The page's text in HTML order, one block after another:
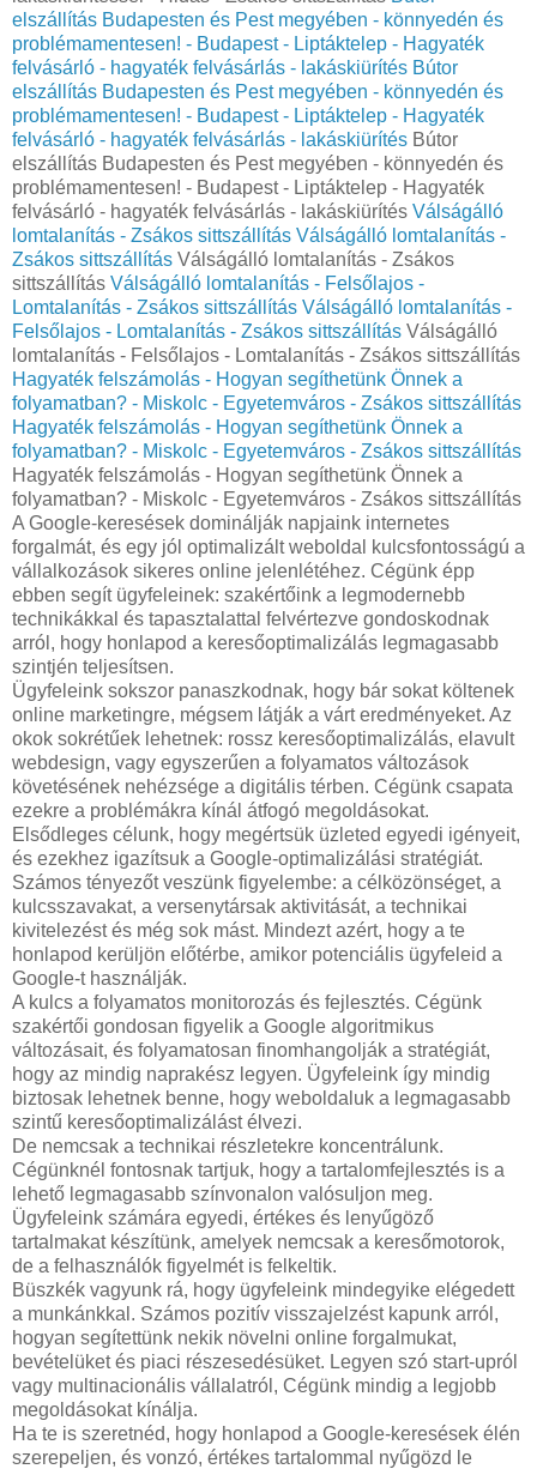
elszállítás Budapesten és Pest megyében - könnyedén és
problémamentesen! - Budapest - Liptáktelep - Hagyaték
felvásárló - hagyaték felvásárlás - lakáskiürítés Bútor
elszállítás Budapesten és Pest megyében - könnyedén és
problémamentesen! - Budapest - Liptáktelep - Hagyaték
felvásárló - hagyaték felvásárlás - lakáskiürítés Bútor
elszállítás Budapesten és Pest megyében - könnyedén és
problémamentesen! - Budapest - Liptáktelep - Hagyaték
felvásárló - hagyaték felvásárlás - lakáskiürítés Válságálló
lomtalanítás - Zsákos sittszállítás Válságálló lomtalanítás -
Zsákos sittszállítás Válságálló lomtalanítás - Zsákos
sittszállítás Válságálló lomtalanítás - Felsőlajos -
Lomtalanítás - Zsákos sittszállítás Válságálló lomtalanítás -
Felsőlajos - Lomtalanítás - Zsákos sittszállítás Válságálló
lomtalanítás - Felsőlajos - Lomtalanítás - Zsákos sittszállítás
Hagyaték felszámolás - Hogyan segíthetünk Önnek a
folyamatban? - Miskolc - Egyetemváros - Zsákos sittszállítás
Hagyaték felszámolás - Hogyan segíthetünk Önnek a
folyamatban? - Miskolc - Egyetemváros - Zsákos sittszállítás
Hagyaték felszámolás - Hogyan segíthetünk Önnek a
folyamatban? - Miskolc - Egyetemváros - Zsákos sittszállítás
A Google-keresések dominálják napjaink internetes
forgalmát, és egy jól optimalizált weboldal kulcsfontosságú a
vállalkozások sikeres online jelenlétéhez. Cégünk épp
ebben segít ügyfeleinek: szakértőink a legmodernebb
technikákkal és tapasztalattal felvértezve gondoskodnak
arról, hogy honlapod a keresőoptimalizálás legmagasabb
szintjén teljesítsen.
Ügyfeleink sokszor panaszkodnak, hogy bár sokat költenek
online marketingre, mégsem látják a várt eredményeket. Az
okok sokrétűek lehetnek: rossz keresőoptimalizálás, elavult
webdesign, vagy egyszerűen a folyamatos változások
követésének nehézsége a digitális térben. Cégünk csapata
ezekre a problémákra kínál átfogó megoldásokat.
Elsődleges célunk, hogy megértsük üzleted egyedi igényeit,
és ezekhez igazítsuk a Google-optimalizálási stratégiát.
Számos tényezőt veszünk figyelembe: a célközönséget, a
kulcsszavakat, a versenytársak aktivitását, a technikai
kivitelezést és még sok mást. Mindezt azért, hogy a te
honlapod kerüljön előtérbe, amikor potenciális ügyfeleid a
Google-t használják.
A kulcs a folyamatos monitorozás és fejlesztés. Cégünk
szakértői gondosan figyelik a Google algoritmikus
változásait, és folyamatosan finomhangolják a stratégiát,
hogy az mindig naprakész legyen. Ügyfeleink így mindig
biztosak lehetnek benne, hogy weboldaluk a legmagasabb
szintű keresőoptimalizálást élvezi.
De nemcsak a technikai részletekre koncentrálunk.
Cégünknél fontosnak tartjuk, hogy a tartalomfejlesztés is a
lehető legmagasabb színvonalon valósuljon meg.
Ügyfeleink számára egyedi, értékes és lenyűgöző
tartalmakat készítünk, amelyek nemcsak a keresőmotorok,
de a felhasználók figyelmét is felkeltik.
Büszkék vagyunk rá, hogy ügyfeleink mindegyike elégedett
a munkánkkal. Számos pozitív visszajelzést kapunk arról,
hogyan segítettünk nekik növelni online forgalmukat,
bevételüket és piaci részesedésüket. Legyen szó start-upról
vagy multinacionális vállalatról, Cégünk mindig a legjobb
megoldásokat kínálja.
Ha te is szeretnéd, hogy honlapod a Google-keresések élén
szerepeljen, és vonzó, értékes tartalommal nyűgözd le